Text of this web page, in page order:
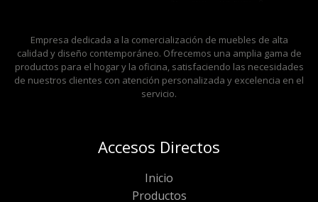
Empresa dedicada a la comercialización de muebles de alta
calidad y diseño contemporáneo. Ofrecemos una amplia gama de
productos para el hogar y la oficina, satisfaciendo las necesidades
de nuestros clientes con atención personalizada y excelencia en el
servicio.
Accesos Directos
Inicio
Productos